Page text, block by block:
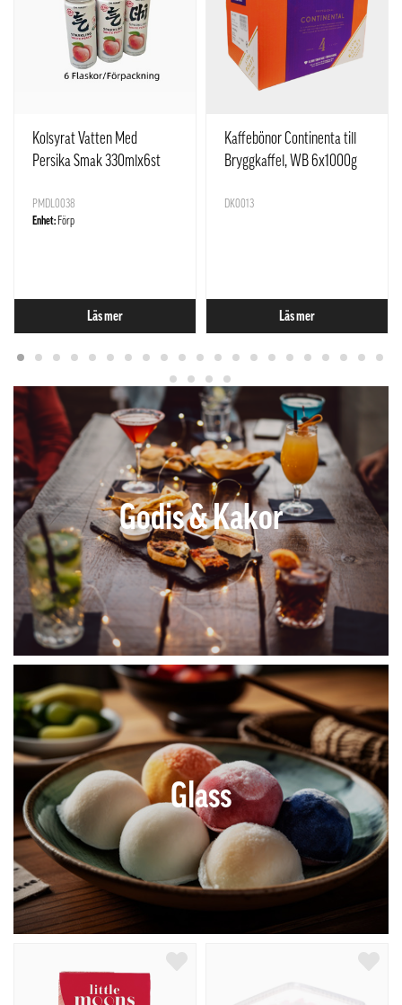
Kolsyrat Vatten Med
Persika Smak 330mlx6st
PMDL0038
Enhet: Förp
Läs mer
Kaffebönor Continenta till
Bryggkaffel, WB 6x1000g
DK0013
Läs mer
Godis & Kakor
Glass